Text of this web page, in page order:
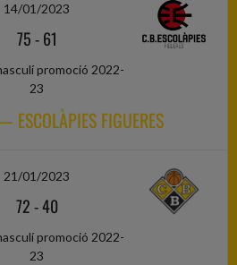
14/01/2023
75-61
promoció 2022-
23
ESCOLÀPIES FIGUERES
21/01/2023
72-40
promoció 2022-
23